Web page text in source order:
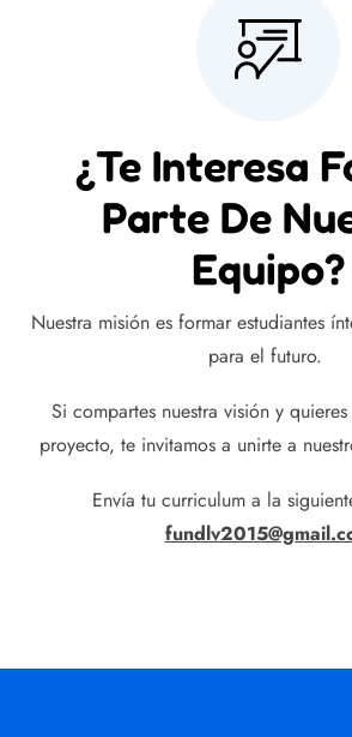
¿Te Interesa
Parte De
Equipo?
Nuestra misión es formar estudiantes
para el futuro.
Si compartes nuestra visión y
proyecto, te invitamos a unirte a
Envía tu curriculum a la